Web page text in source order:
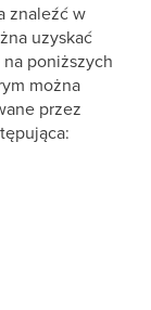
znaleźć w
uzyskać
poniższych
można
przez